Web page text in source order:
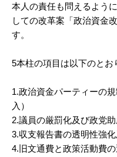
本人の責任も問えるよう
しての改革案「政治資金
す。
5本柱の項目は以下のとお
1.政治資金パーティーの
入）
2.議員の厳罰化及び政党
3.収支報告書の透明性強
4.旧文通費と政策活動費